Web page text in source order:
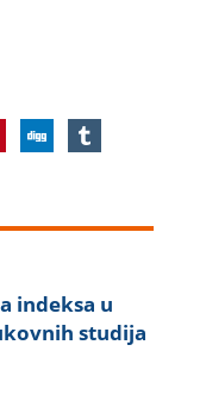
indeksa u
studija